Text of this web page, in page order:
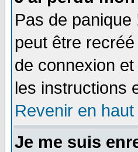
Pas de
peut être
de connexion
les instructions
Revenir en haut
Je me suis